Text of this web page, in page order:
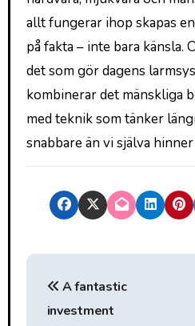
allt fungerar ihop skapas
på fakta – inte bara känsla.
det som gör dagens
kombinerar det mänskliga
med teknik som tänker
snabbare än vi själva
I
A fantastic
investment